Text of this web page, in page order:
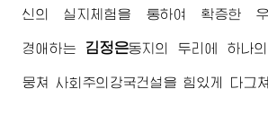
신의 실지체험을 통하여 확증한
경애하는 김정은동지 의 두리에 하나
뭉쳐 사회주의강국건설을 힘있게 다그